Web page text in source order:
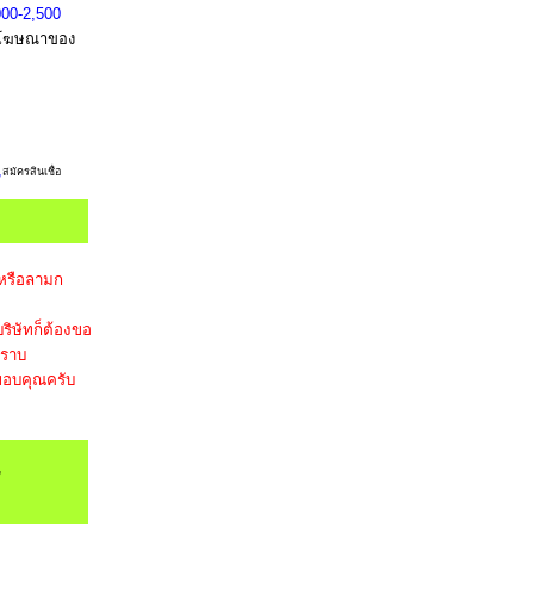
2,500
ฆษณาของ
สมัครสินเชื่อ
รือลามก
ษัทก็ต้องขอ
าบ
บคุณครับ